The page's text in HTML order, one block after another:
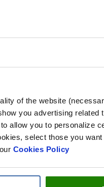
of the website
you advertising related
allow you to personalize
select those you
Cookies Policy
agrícola, que
digitales como